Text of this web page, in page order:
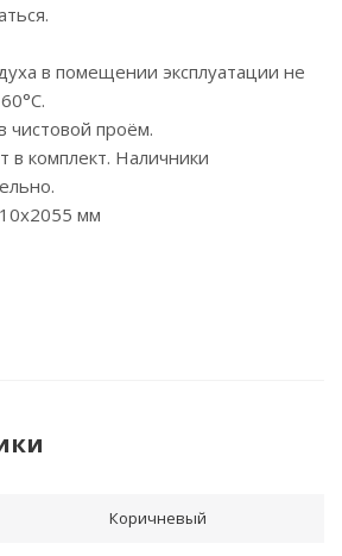
в помещении эксплуатации не
чистовой проём.
в комплект. Наличники
мм
Коричневый